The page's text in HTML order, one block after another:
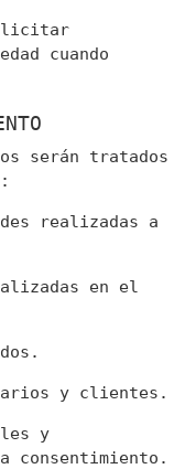
cuando
serán tratados
realizadas a
en el
y clientes.
y
consentimiento.